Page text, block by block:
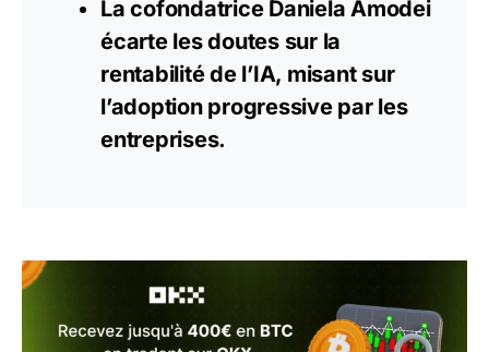
La cofondatrice Daniela Amodei
écarte les doutes sur la
rentabilité de l’IA, misant sur
l’adoption progressive par les
entreprises.